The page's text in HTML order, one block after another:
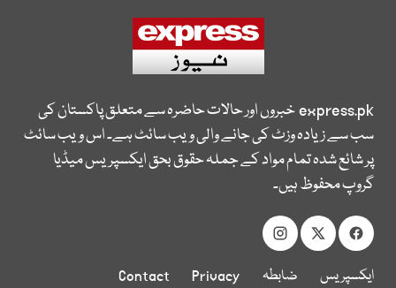
express.pkخبروں اور حالات حاضرہ سے متعلق پاکستان کی
سب سے زیادہ وزٹ کی جانے والی ویب سائٹ ہے۔ اس ویب سائٹ
پر شائع شدہ تمام مواد کے جملہ حقوق بحق ایکسپریس میڈیا
گروپ محفوظ ہیں۔
ایکسپریس
ضابطہ
Privacy
Contact